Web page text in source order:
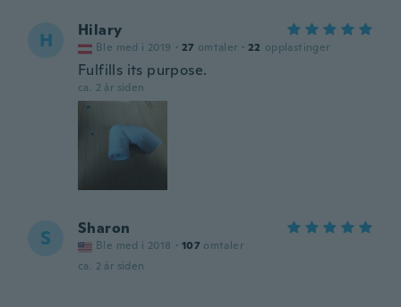
H Hilary
Ble med i 2019 · 27 omtaler · 22 opplastinger
Fulfills its purpose.
ca. 2 år siden
S Sharon
Ble med i 2018 · 107 omtaler
ca. 2 år siden